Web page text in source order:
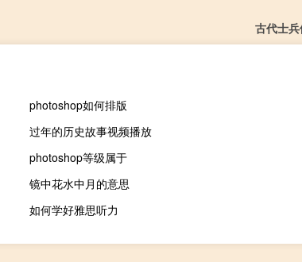
古代士
photoshop如何排版
过年的历史故事视频播放
photoshop等级属于
镜中花水中月的意思
如何学好雅思听力